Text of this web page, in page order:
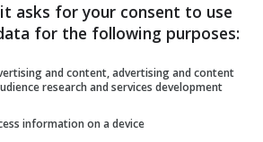
asks for your consent to use
for the following purposes:
and content, advertising and content
research and services development
information on a device